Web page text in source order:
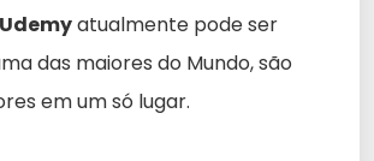
Udemyatualmente pode ser
das maiores do Mundo, são
em um só lugar.